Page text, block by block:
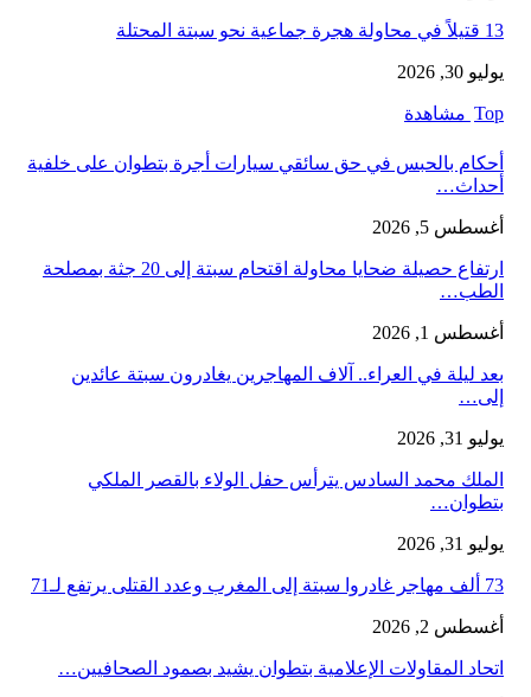
يوليو 30, 2026
Top مشاهدة
أحكام بالحبس في حق سائقي سيارات أجرة بتطوان على خلفية
أحداث…
أغسطس 5, 2026
ارتفاع حصيلة ضحايا محاولة اقتحام سبتة إلى 20 جثة بمصلحة
الطب…
أغسطس 1, 2026
بعد ليلة في العراء.. آلاف المهاجرين يغادرون سبتة عائدين
إلى…
يوليو 31, 2026
الملك محمد السادس يترأس حفل الولاء بالقصر الملكي
بتطوان…
يوليو 31, 2026
أغسطس 2, 2026
اتحاد المقاولات الإعلامية بتطوان يشيد بصمود الصحافيين…